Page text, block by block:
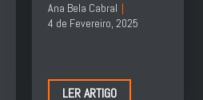
Ana Bela Cabral
4 de Fevereiro, 2025
LER ARTIGO